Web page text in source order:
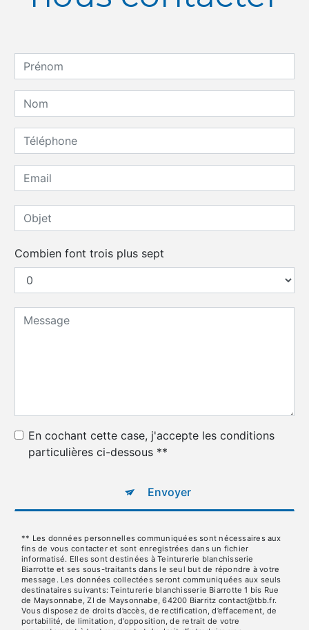
Combien font trois plus sept
En cochant cette case, j'accepte les conditions
particulières ci-dessous **
Envoyer
** Les données personnelles communiquées sont nécessaires aux
fins de vous contacter et sont enregistrées dans un fichier
informatisé. Elles sont destinées à Teinturerie blanchisserie
Biarrotte et ses sous-traitants dans le seul but de répondre à votre
message. Les données collectées seront communiquées aux seuls
destinataires suivants: Teinturerie blanchisserie Biarrotte 1 bis Rue
de Maysonnabe, ZI de Maysonnabe, 64200 Biarritz contact@tbb.fr.
Vous disposez de droits d’accès, de rectification, d’effacement, de
portabilité, de limitation, d’opposition, de retrait de votre